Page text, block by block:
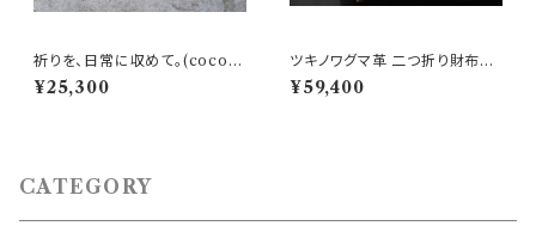
祈りを、日常に収めて。(cocor
o-22鹿革、猪革 L字財布)
¥25,300
ツキノワグマ革 二つ折り財布
『納める収まる』 Sugata× Six c
oup de foudre
¥59,400
CATEGORY